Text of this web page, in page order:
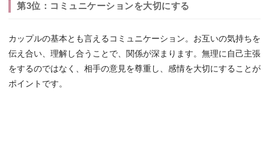
第3位：コミュニケーションを大切にする
カップルの基本とも言えるコミュニケーション。お互いの気持ちを
伝え合い、理解し合うことで、関係が深まります。無理に自己主張
をするのではなく、相手の意見を尊重し、感情を大切にすることが
ポイントです。